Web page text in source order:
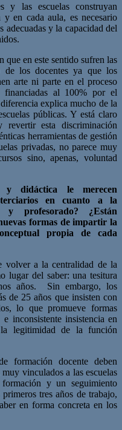
y las escuelas construyan
en cada aula, es necesario
adecuadas y la capacidad del
en este sentido sufren las
de los docentes ya que los
arte ni parte en el proceso
financiadas al 100% por el
explica mucho de la
públicas. Y está claro
esta discriminación
herramientas de gestión
privadas, no parece muy
sino, apenas, voluntad
y didáctica le merecen
en cuanto a la
y profesorado? ¿Están
formas de impartir la
propia de cada
a la centralidad de la
lugar del saber: una tesitura
años. Sin embargo, los
de 25 años que insisten con
lo que promueve formas
inconsistente insistencia en
legitimidad de la función
formación docente deben
vinculados a las escuelas
y un seguimiento
tres años de trabajo,
en forma concreta en los